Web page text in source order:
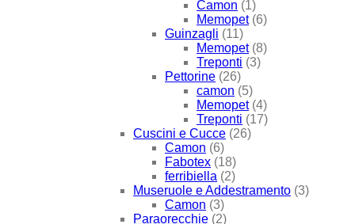
Camon (1)
Memopet (6)
Guinzagli (11)
Memopet (8)
Treponti (3)
Pettorine (26)
camon (5)
Memopet (4)
Treponti (17)
Cuscini e Cucce (26)
Camon (6)
Fabotex (18)
ferribiella (2)
Museruole e Addestramento (3)
Camon (3)
Paraorecchie (2)